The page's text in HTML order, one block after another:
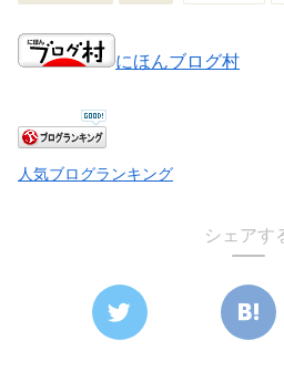
にほんブログ村
人気ブログランキング
シェアす